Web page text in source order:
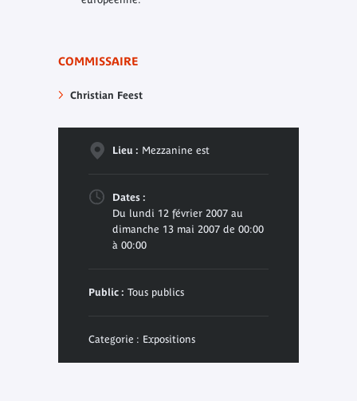
COMMISSAIRE
Christian Feest
Lieu : Mezzanine est
Dates :
Du lundi 12 février 2007 au
dimanche 13 mai 2007 de 00:00
à 00:00
Public : Tous publics
Categorie : Expositions